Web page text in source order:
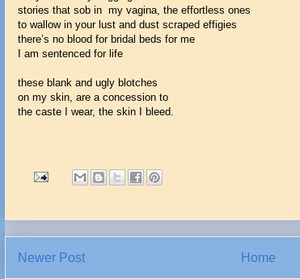
stories that sob in my vagina, the effortless ones
to wallow in your lust and dust scraped effigies
there’s no blood for bridal beds for me
I am sentenced for life
these blank and ugly blotches
on my skin, are a concession to
the caste I wear, the skin I bleed.
Newer Post Home